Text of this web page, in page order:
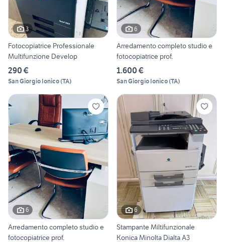
3
Fotocopiatrice Professionale
Multifunzione Develop
290 €
San Giorgio Ionico(TA)
6
Arredamento completo studio e
fotocopiatrice prof.
1.600 €
San Giorgio Ionico(TA)
6
Arredamento completo studio e
fotocopiatrice prof.
6
Stampante Miltifunzionale
Konica Minolta Dialta A3